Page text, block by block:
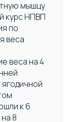
мышцу
курс НПВП
по
веса
веса на 4
к 6
8